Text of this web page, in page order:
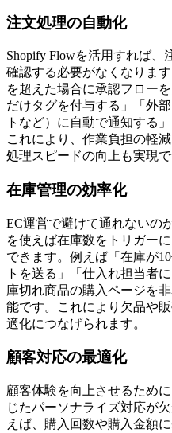
注文処理の自動化
Shopify Flowを活用すれば
確認する必要がなくなりま
を超えた場合に承認フロー
だけタグを付与する」「外
トなど）に自動で通知する
これにより、作業負担の軽
処理スピードの向上も実現で
在庫管理の効率化
EC運営で避けて通れないの
を使えば在庫数をトリガー
できます。例えば「在庫が
トを送る」「仕入れ担当者
庫切れ商品の購入ページを
能です。これにより欠品や
適化につなげられます。
顧客対応の最適化
顧客体験を向上させるため
じたパーソナライズ対応が
えば、購入回数や購入金額